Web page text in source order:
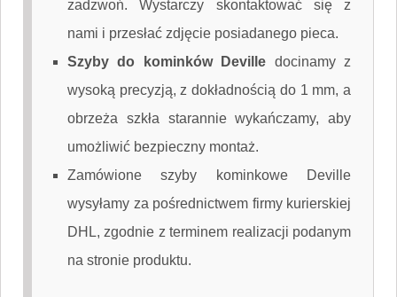
zadzwoń. Wystarczy skontaktować się z
nami i przesłać zdjęcie posiadanego pieca.
Szyby do kominków Deville docinamy z
wysoką precyzją, z dokładnością do 1 mm, a
obrzeża szkła starannie wykańczamy, aby
umożliwić bezpieczny montaż.
Zamówione szyby kominkowe Deville
wysyłamy za pośrednictwem firmy kurierskiej
DHL, zgodnie z terminem realizacji podanym
na stronie produktu.